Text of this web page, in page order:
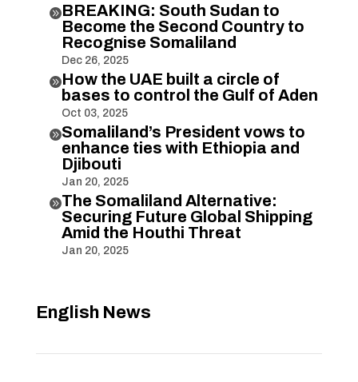
BREAKING: South Sudan to
Become the Second Country to
Recognise Somaliland
Dec 26, 2025
How the UAE built a circle of
bases to control the Gulf of Aden
Oct 03, 2025
Somaliland’s President vows to
enhance ties with Ethiopia and
Djibouti
Jan 20, 2025
The Somaliland Alternative:
Securing Future Global Shipping
Amid the Houthi Threat
Jan 20, 2025
English News